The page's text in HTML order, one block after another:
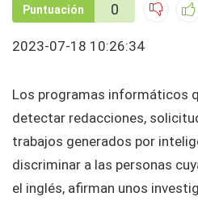
Puntuación 0
2023-07-18 10:26:34
Los programas informáticos
detectar redacciones,
trabajos generados por
discriminar a las personas
el inglés, afirman unos